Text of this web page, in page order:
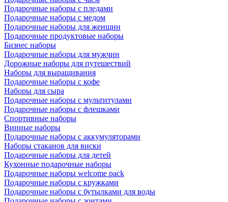
Подарочные наборы с пледами
Подарочные наборы с медом
Подарочные наборы для женщин
Подарочные продуктовые наборы
Бизнес наборы
Подарочные наборы для мужчин
Дорожные наборы для путешествий
Наборы для выращивания
Подарочные наборы с кофе
Наборы для сыра
Подарочные наборы с мультитулами
Подарочные наборы с флешками
Спортивные наборы
Винные наборы
Подарочные наборы с аккумуляторами
Наборы стаканов для виски
Подарочные наборы для детей
Кухонные подарочные наборы
Подарочные наборы welcome pack
Подарочные наборы с кружками
Подарочные наборы с бутылками для воды